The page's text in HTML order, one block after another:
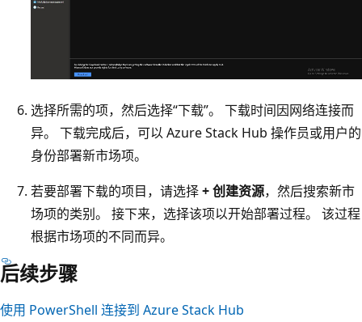
选择所需的项，然后选择“下载”。 下载时间因网络连接而
异。 下载完成后，可以 Azure Stack Hub 操作员或用户的
身份部署新市场项。
若要部署下载的项目，请选择+ 创建资源，然后搜索新市
场项的类别。 接下来，选择该项以开始部署过程。 该过程
根据市场项的不同而异。
后续步骤
使用 PowerShell 连接到 Azure Stack Hub